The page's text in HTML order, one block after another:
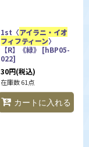
1st〈アイラニ・イオ
フィフティーン〉
【R】《緑》 [hBP05-
022]
30円(税込)
在庫数 61点
カートに入れる